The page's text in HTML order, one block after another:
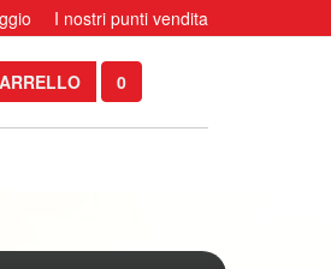
I nostri punti vendita
0